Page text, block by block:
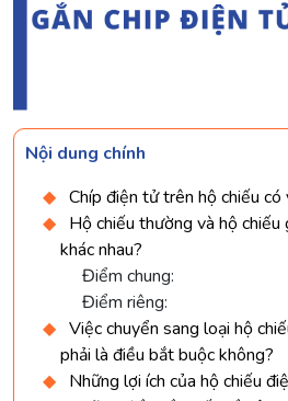
Nội dung chính
Chíp điện tử trên hộ chiếu có
Hộ chiếu thường và hộ chiếu
khác nhau?
Điểm chung:
Điểm riêng:
Việc chuyển sang loại hộ
phải là điều bắt buộc không?
Những lợi ích của hộ chiếu